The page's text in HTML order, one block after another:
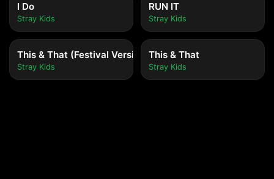
I Do
Stray Kids
RUN IT
Stray Kids
This & That (Festival Version)
Stray Kids
This & That
Stray Kids